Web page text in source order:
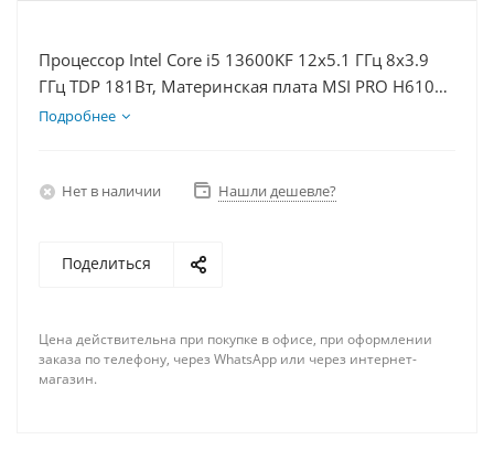
Процессор Intel Core i5 13600KF 12x5.1 ГГц 8x3.9
ГГц TDP 181Вт, Материнская плата MSI PRO H610M-
E D5, Видеокарта RTX 3050 8Гб, Память
Подробнее
Нет в наличии Нашли дешевле?
Поделиться
Цена действительна при покупке в офисе, при оформлении
заказа по телефону, через WhatsApp или через интернет-
магазин.